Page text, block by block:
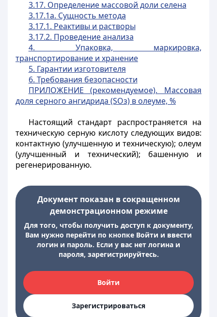
3.17. Определение массовой доли селена
3.17.1а. Сущность метода
3.17.1. Реактивы и растворы
3.17.2. Проведение анализа
4. Упаковка, маркировка,
транспортирование и хранение
5. Гарантии изготовителя
6. Требования безопасности
ПРИЛОЖЕНИЕ (рекомендуемое). Массовая
доля серного ангидрида (SОз) в олеуме, %
Настоящий стандарт распространяется на
техническую серную кислоту следующих видов:
контактную (улучшенную и техническую); олеум
(улучшенный и технический); башенную и
регенерированную.
Документ показан в сокращенном
демонстрационном режиме
Для того, чтобы получить доступ к документу,
Вам нужно перейти по кнопке Войти и ввести
логин и пароль. Если у вас нет логина и
пароля, зарегистрируйтесь.
Войти
Зарегистрироваться